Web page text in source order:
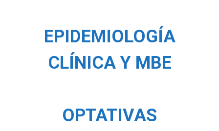
EPIDEMIOLOGÍA
CLÍNICA Y MBE
OPTATIVAS